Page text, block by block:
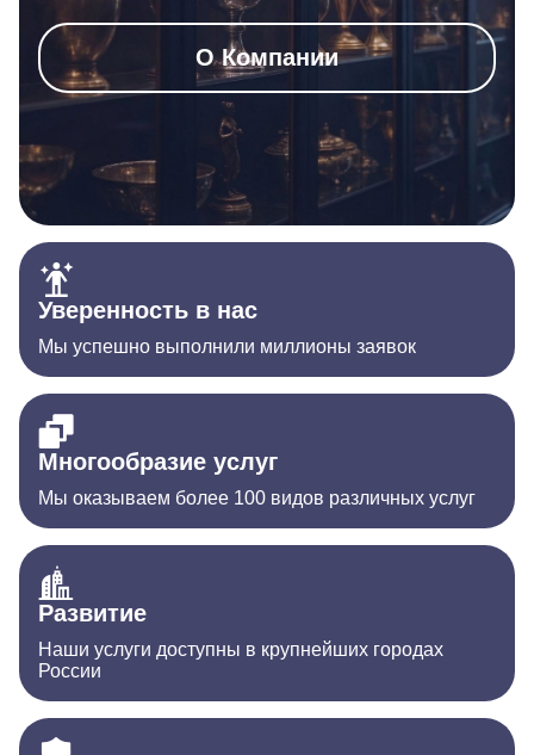
О Компании
Уверенность в нас
Мы успешно выполнили миллионы заявок
Многообразие услуг
Мы оказываем более 100 видов различных услуг
Развитие
Наши услуги доступны в крупнейших городах
России